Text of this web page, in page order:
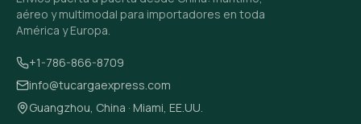
aéreo y multimodal para importadores en toda
América y Europa.
+1-786-866-8709
info@tucargaexpress.com
Guangzhou, China · Miami, EE.UU.